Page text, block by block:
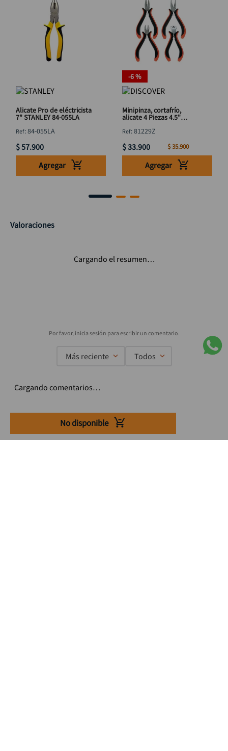
No disponible
Alicate Pro de eléctricista
7" STANLEY 84-055LA
:84-055LA
$57.900
Agregar
-6 %
Minipinza, cortafrío,
alicate 4 Piezas 4.5"
:81229Z
$33.900 $35.900
Agregar
Valoraciones
Cargando el resumen…
Más reciente Todos
Cargando comentarios…
Suscríbete a nuestro Newsletter